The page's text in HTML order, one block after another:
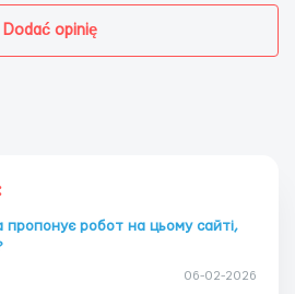
Dodać opinię
пропонує робот на цьому сайті,
06-02-2026